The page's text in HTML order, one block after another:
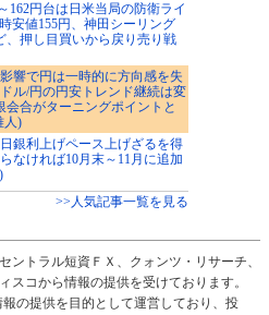
162円台は日米当局の防衛ライ
安値155円、神田シーリング
、押し目買いから戻り売り戦
響で円は一時的に方向感を失
ル/円の円安トレンド継続は変
会合がターニングポイントと
人)
銀利上げペース上げざるを得
なければ10月末～11月に追加
>>人気記事一覧を見る
ントラル短資ＦＸ、クォンツ・リサーチ、
スコから情報の提供を受けております。
の提供を目的として運営しており、投